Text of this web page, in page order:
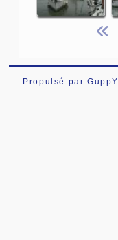
Propulsé par GuppY